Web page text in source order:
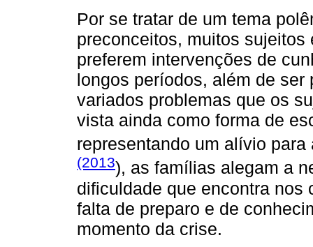
Por se tratar de um tema
preconceitos, muitos
preferem intervenções de
longos períodos, além de
variados problemas que os
vista ainda como forma de
representando um alívio
(2013), as famílias alegam a
dificuldade que encontra nos
falta de preparo e de
momento da crise.